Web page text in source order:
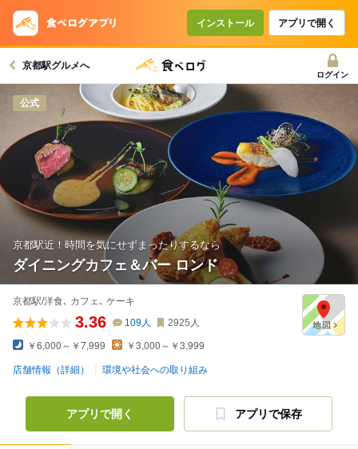
インストール アプリで開く
京都駅グルメへ
ログイン
公式
京都駅近！時間を気にせずまったりするなら
ダイニングカフェ＆バー ロンド
京都駅/洋食､ カフェ､ ケーキ
3.36 109人 2925 人
￥6,000～￥7,999 ￥3,000～￥3,999
店舗情報（詳細） 環境や社会への取り組み
アプリで開く アプリで保存
コースで使えるクーポン
戻る
クーポンを利用せず予約する